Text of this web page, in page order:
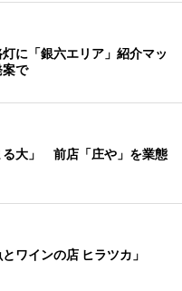
に「銀六エリア」紹介マッ
で
る大」 前店「庄や」を業態
ワインの店 ヒラツカ」